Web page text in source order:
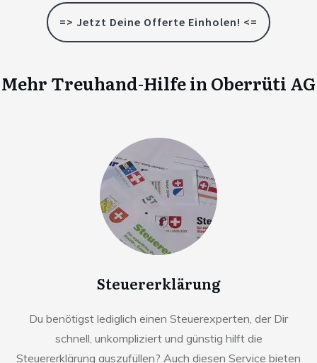
=> Jetzt Deine Offerte Einholen! <=
Mehr Treuhand-Hilfe in Oberrüti AG
Steuererklärung
Du benötigst lediglich einen Steuerexperten, der Dir
schnell, unkompliziert und günstig hilft die
Steuererklärung auszufüllen? Auch diesen Service bieten